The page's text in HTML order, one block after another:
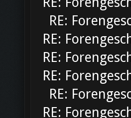
RE:
RE:
RE:
RE:
RE:
RE: